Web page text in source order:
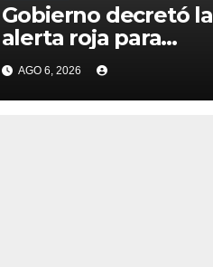
Gobierno decretó la
alerta roja para
localidades costeras
de Canelones,
Maldonado y Rocha
AGO 6, 2026